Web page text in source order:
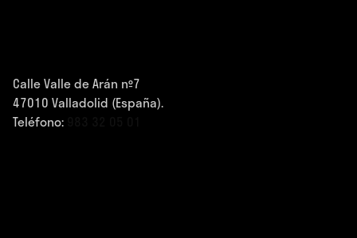
Calle Valle de Arán nº7
47010 Valladolid (España).
Teléfono: